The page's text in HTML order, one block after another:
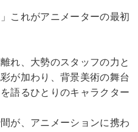
これがアニメーターの最初
れ、大勢のスタッフの力と
が加わり、背景美術の舞台
語るひとりのキャラクター
が、アニメーションに携わ